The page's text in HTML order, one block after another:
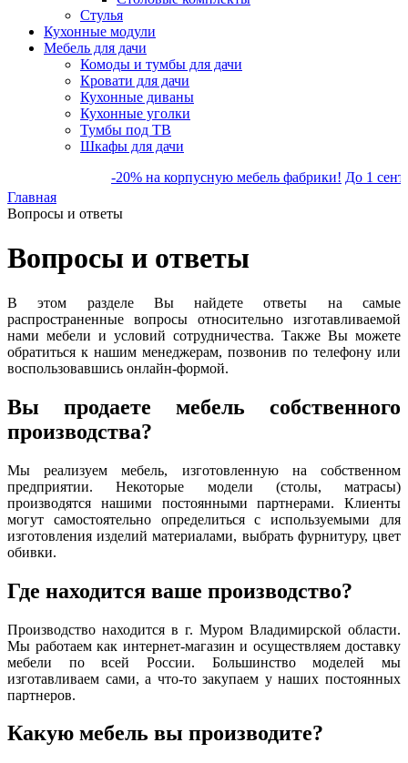
Стулья
Кухонные модули
Мебель для дачи
Комоды и тумбы для дачи
Кровати для дачи
Кухонные диваны
Кухонные уголки
Тумбы под ТВ
Шкафы для дачи
-20% на корпусную мебель фабрики! До 1
Главная
Вопросы и ответы
Вопросы и ответы
В этом разделе Вы найдете ответы на самые
распространенные вопросы относительно изготавливаемой
нами мебели и условий сотрудничества. Также Вы можете
обратиться к нашим менеджерам, позвонив по телефону или
воспользовавшись онлайн-формой.
Вы продаете мебель собственного
производства?
Мы реализуем мебель, изготовленную на собственном
предприятии. Некоторые модели (столы, матрасы)
производятся нашими постоянными партнерами. Клиенты
могут самостоятельно определиться с используемыми для
изготовления изделий материалами, выбрать фурнитуру, цвет
обивки.
Где находится ваше производство?
Производство находится в г. Муром Владимирской области.
Мы работаем как интернет-магазин и осуществляем доставку
мебели по всей России. Большинство моделей мы
изготавливаем сами, а что-то закупаем у наших постоянных
партнеров.
Какую мебель вы производите?